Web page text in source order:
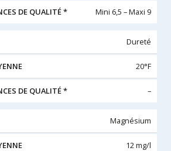
Mini 6,5 – Maxi 9
Dureté
20°F
–
Magnésium
12 mg/l